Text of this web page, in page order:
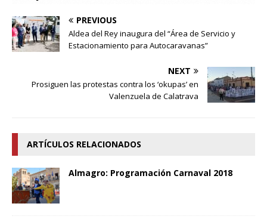
PREVIOUS
Aldea del Rey inaugura del “Área de Servicio y
Estacionamiento para Autocaravanas”
NEXT
Prosiguen las protestas contra los ‘okupas’ en
Valenzuela de Calatrava
ARTÍCULOS RELACIONADOS
Almagro: Programación Carnaval 2018